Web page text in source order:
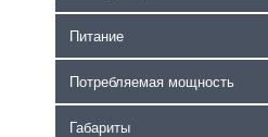
Питание
Потребляемая мощность
Габариты